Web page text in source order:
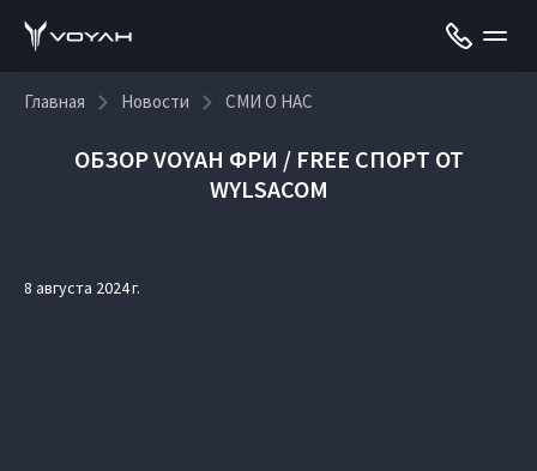
Главная Новости СМИ О НАС
ОБЗОР VOYAH ФРИ / FREE СПОРТ ОТ
WYLSACOM
8 августа 2024 г.